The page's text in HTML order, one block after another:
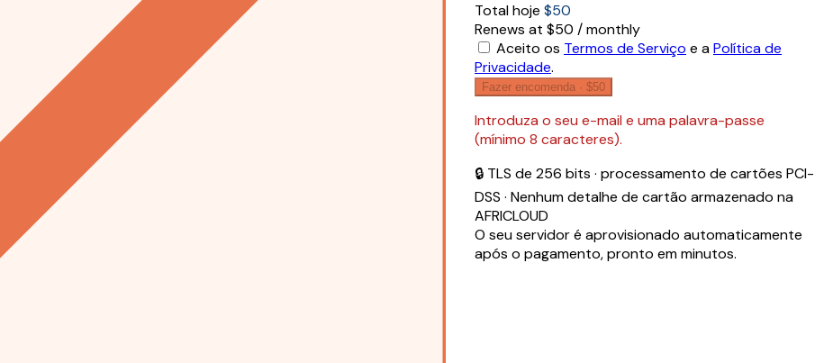
Total hoje $50
Renews at $50 / monthly
Aceito os Termos de Serviço e aPolítica de
Privacidade.
Fazer encomenda · $50
Introduza o seu e-mail e uma palavra-passe
(mínimo 8 caracteres).
🔒 TLS de 256 bits · processamento de cartões PCI-
DSS · Nenhum detalhe de cartão armazenado na
AFRICLOUD
O seu servidor é aprovisionado automaticamente
após o pagamento, pronto em minutos.